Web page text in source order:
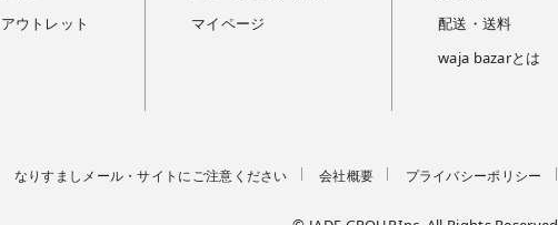
アウトレット
マイページ
配送・送料
waja bazarとは
なりすましメール・サイトにご注意ください 会社概要 プライバシーポリシー